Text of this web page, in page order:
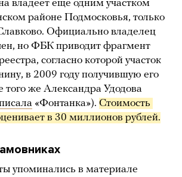
владеет еще одним участком
районе Подмосковья, только
Официально владелец
но ФБК приводит фрагмент
согласно которой участок
в 2009 году получившую его
того же Александра Удодова
«Фонтанка»). Стоимость
в 30 миллионов рублей.
упоминались в материале